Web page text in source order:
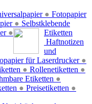
●
●
●
Fotopapier
für Laserdrucker ●
Selbstklebende
Etiketten
● Rollenetiketten ●
Etiketten ●
● Preisetiketten ●
Haftnotizen
und